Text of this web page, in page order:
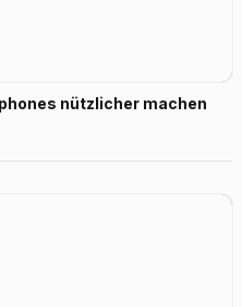
nützlicher machen